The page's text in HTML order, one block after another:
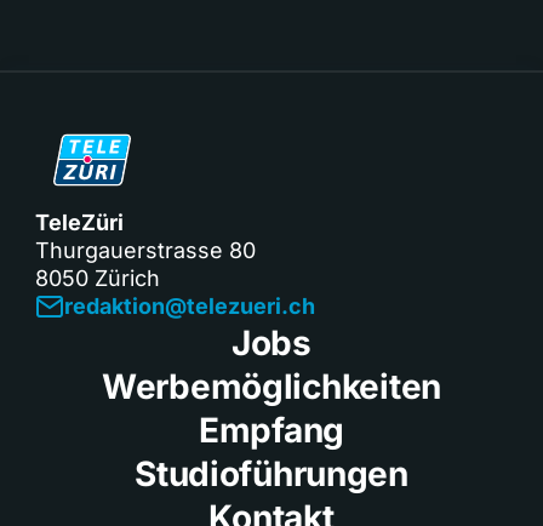
TeleZüri
Thurgauerstrasse 80
8050 Zürich
redaktion@telezueri.ch
Jobs
Werbemöglichkeiten
Empfang
Studioführungen
Kontakt